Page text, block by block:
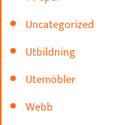
Uncategorized
Utbildning
Utemöbler
Webb